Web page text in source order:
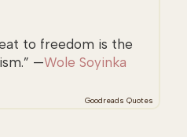
to freedom is the
—Wole Soyinka
Goodreads Quotes